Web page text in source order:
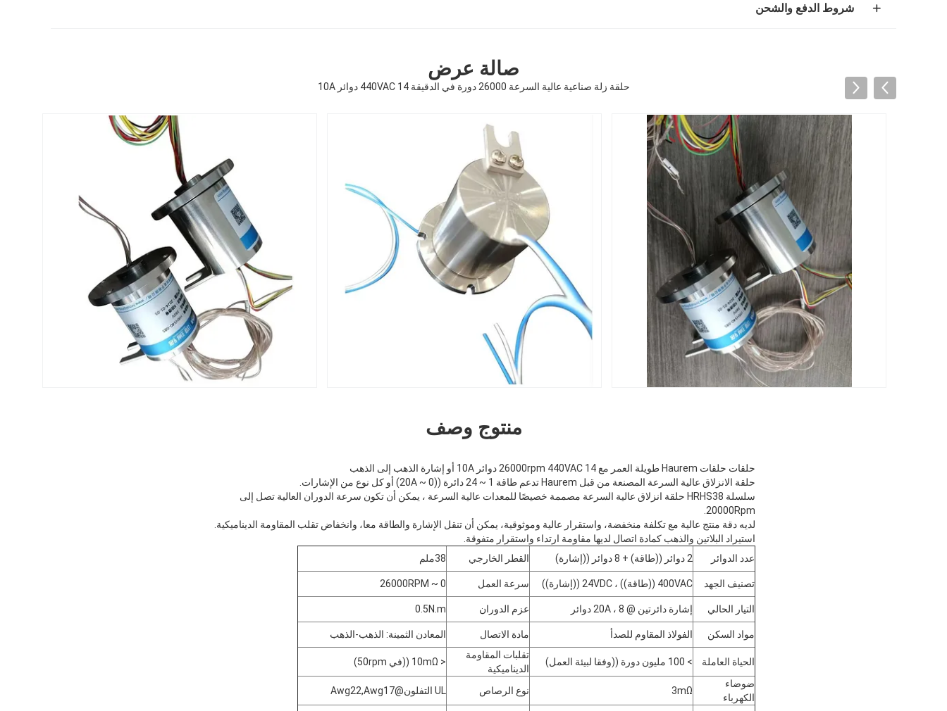
شروط الدفع والشحن
صالة عرض
حلقة زلة صناعية عالية السرعة 26000 دورة في الدقيقة 440VAC 14 دوائر 10A
منتوج وصف
حلقات حلقات Haurem طويلة العمر مع 26000rpm 440VAC 14 دوائر 10A أو إشارة الذهب إلى الذهب
حلقة الانزلاق عالية السرعة المصنعة من قبل Haurem تدعم طاقة 1 ~ 24 دائرة ((0 ~ 20A) أو كل نوع من الإشارات.
سلسلة HRHS38 حلقة انزلاق عالية السرعة مصممة خصيصًا للمعدات عالية السرعة ، يمكن أن تكون سرعة الدوران العالية تصل إلى
20000Rpm.
لديه دقة منتج عالية مع تكلفة منخفضة، واستقرار عالية وموثوقية، يمكن أن تنقل الإشارة والطاقة معا، وانخفاض تقلب المقاومة الديناميكية.
استيراد البلاتين والذهب كمادة اتصال لديها مقاومة ارتداء واستقرار متفوقة.
عدد الدوائر
2 دوائر ((طاقة) + 8 دوائر ((إشارة) القطر الخارجي 38ملم
تصنيف الجهد 400VAC ((طاقة)) ، 24VDC ((إشارة)) سرعة العمل 0 ~ 26000RPM
التيار الحالي إشارة دائرتين @ 20A ، 8 دوائر عزم الدوران 0.5N.m
مواد السكن الفولاذ المقاوم للصدأ مادة الاتصال المعادن الثمينة: الذهب-الذهب
الحياة العاملة > 100 مليون دورة ((وفقا لبيئة العمل)
تقلبات المقاومة
الديناميكية
< 10mΩ ((في 50rpm)
ضوضاء
الكهرباء
3mΩ نوع الرصاص UL التفلون@Awg22,Awg17